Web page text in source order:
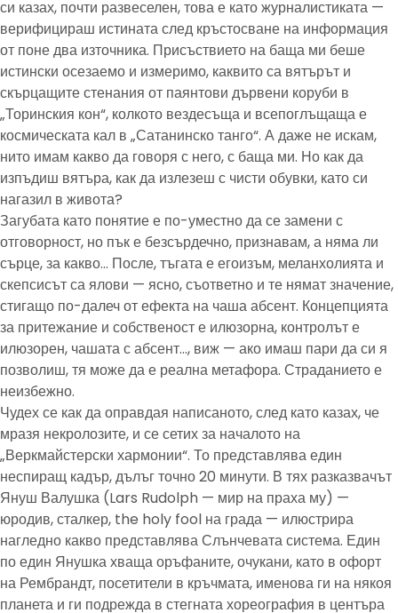
си казах, почти развеселен, това е като журналистиката —
верифицираш истината след кръстосване на информация
от поне два източника. Присъствието на баща ми беше
истински осезаемо и измеримо, каквито са вятърът и
скърцащите стенания от паянтови дървени коруби в
„Торинския кон“, колкото вездесъща и всепоглъщаща е
космическата кал в „Сатанинско танго“. А даже не искам,
нито имам какво да говоря с него, с баща ми. Но как да
изпъдиш вятъра, как да излезеш с чисти обувки, като си
нагазил в живота?
Загубата като понятие е по-уместно да се замени с
отговорност, но пък е безсърдечно, признавам, а няма ли
сърце, за какво… После, тъгата е егоизъм, меланхолията и
скепсисът са ялови — ясно, съответно и те нямат значение,
стигащо по-далеч от ефекта на чаша абсент. Концепцията
за притежание и собственост е илюзорна, контролът е
илюзорен, чашата с абсент…, виж — ако имаш пари да си я
позволиш, тя може да е реална метафора. Страданието е
неизбежно.
Чудех се как да оправдая написаното, след като казах, че
мразя некролозите, и се сетих за началото на
„Веркмайстерски хармонии“. То представлява един
неспиращ кадър, дълъг точно 20 минути. В тях разказвачът
Януш Валушка (Lars Rudolph — мир на праха му) —
юродив, сталкер, the holy fool на града — илюстрира
нагледно какво представлява Слънчевата система. Един
по един Янушка хваща оръфаните, очукани, като в офорт
на Рембрандт, посетители в кръчмата, именова ги на някоя
планета и ги подрежда в стегната хореография в центъра